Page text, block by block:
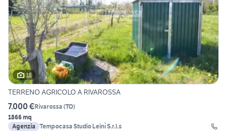
18
TERRENO AGRICOLO A RIVAROSSA
7.000 €Rivarossa (TO)
1866 mq
Agenzia Tempocasa Studio Leinì S.r.l.s